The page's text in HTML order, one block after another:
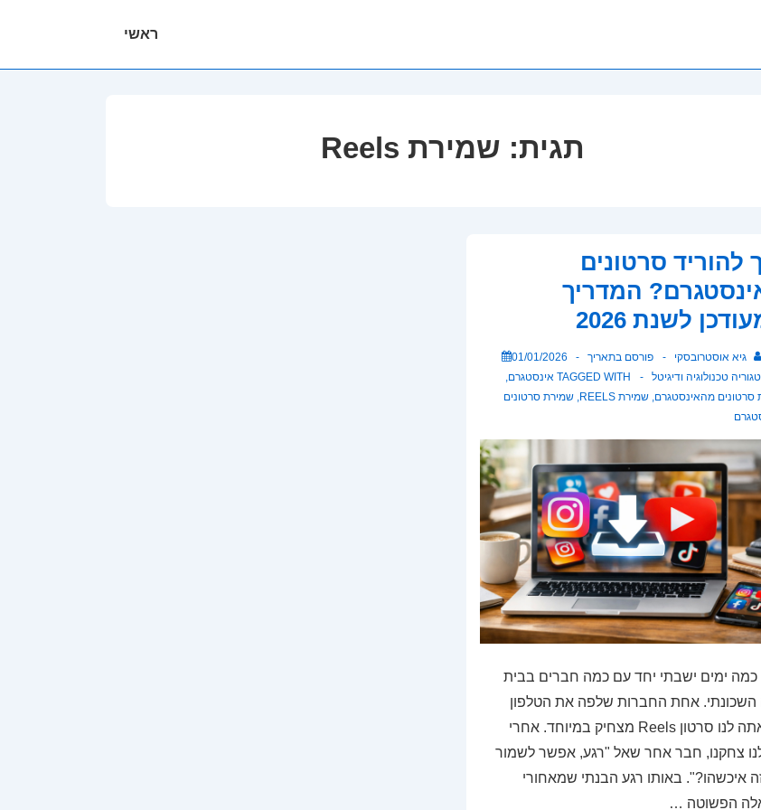
ראשי
תגית: שמירת Reels
להוריד סרטונים
המדריך
לשנת 2026
גיא אוסטרובסקי פורסם בתאריך
01/01/2026
טכנולוגיה ודיגיטל TAGGED WITH אינסטגרם,
סרטונים מהאינסטגרם, שמירת REELS , שמירת סרטונים
כמה ימים ישבתי יחד עם כמה חברים בבית
אחת החברות שלפה את הטלפון
והראתה לנו סרטון Reels מצחיק במיוחד. אחרי
צחקנו, חבר אחר שאל "רגע, אפשר לשמור
איכשהו?". באותו רגע הבנתי שמאחורי
הפשוטה …